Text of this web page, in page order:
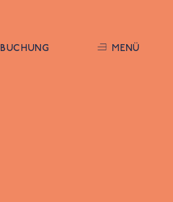
BUCHUNG MENÜ